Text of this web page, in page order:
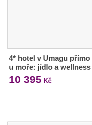
4* hotel v Umagu přímo
u moře: jídlo a wellness
10 395 Kč